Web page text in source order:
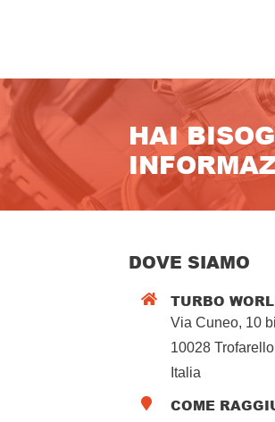
HAI
DOVE SIAMO
 TURBO
Via Cuneo, 10
10028
Italia
 COME